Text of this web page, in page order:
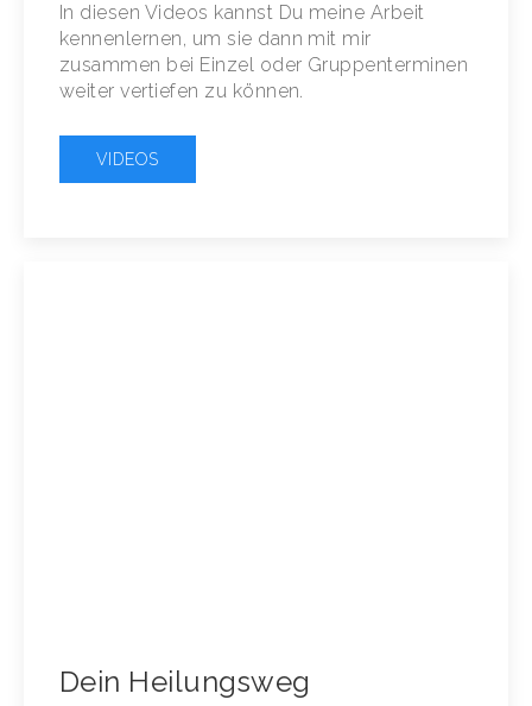
In diesen Videos kannst Du meine Arbeit
kennenlernen, um sie dann mit mir
zusammen bei Einzel oder Gruppenterminen
weiter vertiefen zu können.
VIDEOS
Dein Heilungsweg